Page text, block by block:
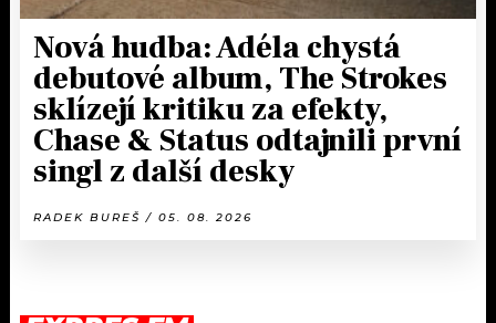
Nová hudba: Adéla chystá
debutové album, The Strokes
sklízejí kritiku za efekty,
Chase & Status odtajnili první
singl z další desky
RADEK BUREŠ / 05. 08. 2026